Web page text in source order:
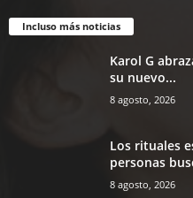
Incluso más noticias
Karol G
su nuevo...
8 agosto, 2026
Los rituales
personas
8 agosto, 2026